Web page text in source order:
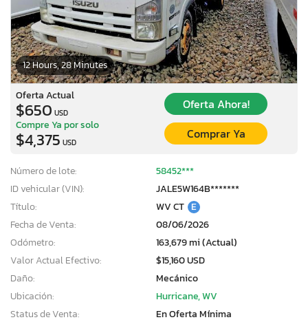
12 Hours, 28 Minutes
Oferta Actual
$650 USD
Oferta Ahora!
Compre Ya por solo
$4,375 USD
Comprar Ya
Número de lote:
58452***
ID vehicular (VIN):
JALE5W164B*******
Título:
WV CT E
Fecha de Venta:
08/06/2026
Odómetro:
163,679 mi (Actual)
Valor Actual Efectivo:
$15,160 USD
Daño:
Mecánico
Ubicación:
Hurricane, WV
Status de Venta:
En Oferta Mínima